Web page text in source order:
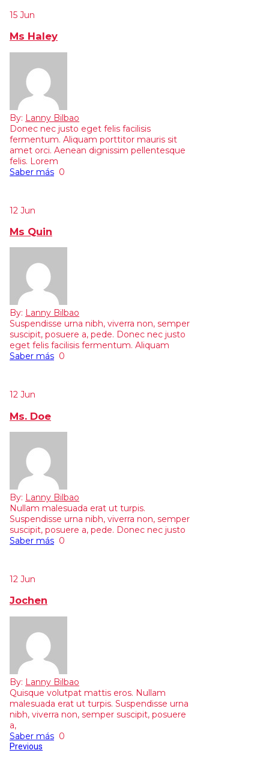
15 Jun
Ms Haley
By: Lanny Bilbao
Donec nec justo eget felis facilisis
fermentum. Aliquam porttitor mauris sit
amet orci. Aenean dignissim pellentesque
felis. Lorem
Saber más 0
12 Jun
Ms Quin
By: Lanny Bilbao
Suspendisse urna nibh, viverra non, semper
suscipit, posuere a, pede. Donec nec justo
eget felis facilisis fermentum. Aliquam
Saber más 0
12 Jun
Ms. Doe
By: Lanny Bilbao
Nullam malesuada erat ut turpis.
Suspendisse urna nibh, viverra non, semper
suscipit, posuere a, pede. Donec nec justo
Saber más 0
12 Jun
Jochen
By: Lanny Bilbao
Quisque volutpat mattis eros. Nullam
malesuada erat ut turpis. Suspendisse urna
nibh, viverra non, semper suscipit, posuere
a,
Saber más 0
Navegación
Previous
Previous